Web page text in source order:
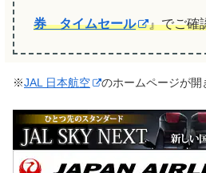
券 タイムセール 』でご確
※JAL 日本航空 のホームページが開